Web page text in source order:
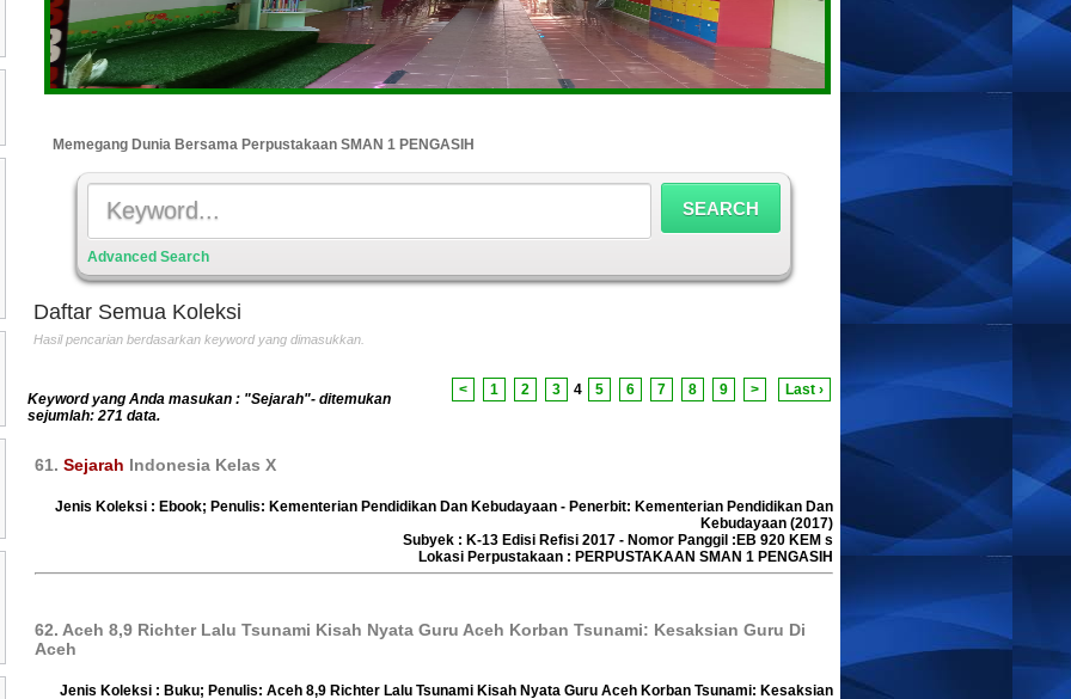
Memegang Dunia Bersama Perpustakaan SMAN 1 PENGASIH
Advanced Search
Daftar Semua Koleksi
Hasil pencarian berdasarkan keyword yang dimasukkan.
< 1 2 3 4 5 6 7 8 9 > Last ›
Keyword yang Anda masukan : "Sejarah"- ditemukan
sejumlah: 271 data.
61. Sejarah Indonesia Kelas X
Jenis Koleksi : Ebook; Penulis: Kementerian Pendidikan Dan Kebudayaan - Penerbit: Kementerian Pendidikan Dan
Kebudayaan (2017)
Subyek : K-13 Edisi Refisi 2017 - Nomor Panggil :EB 920 KEM s
Lokasi Perpustakaan : PERPUSTAKAAN SMAN 1 PENGASIH
62. Aceh 8,9 Richter Lalu Tsunami Kisah Nyata Guru Aceh Korban Tsunami: Kesaksian Guru Di
Aceh
Jenis Koleksi : Buku; Penulis: Aceh 8,9 Richter Lalu Tsunami Kisah Nyata Guru Aceh Korban Tsunami: Kesaksian